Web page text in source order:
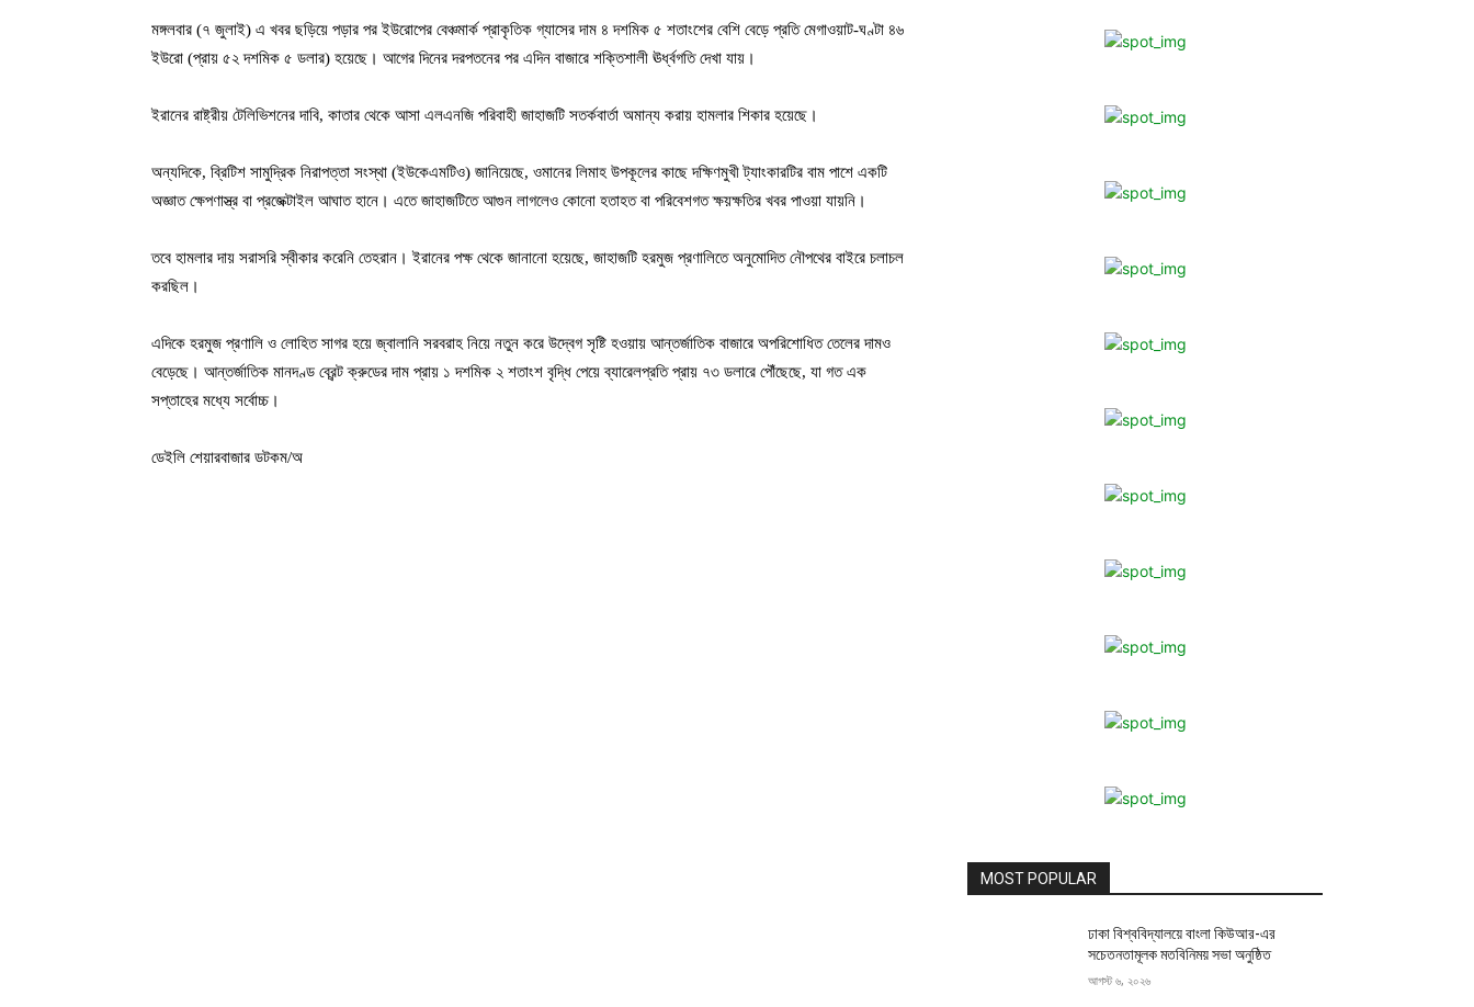
মঙ্গলবার (৭ জুলাই) এ খবর ছড়িয়ে পড়ার পর ইউরোপের বেঞ্চমার্ক প্রাকৃতিক গ্যাসের দাম ৪ দশমিক ৫ শতাংশের বেশি বেড়ে প্রতি মেগাওয়াট-ঘণ্টা ৪৬
ইউরো (প্রায় ৫২ দশমিক ৫ ডলার) হয়েছে। আগের দিনের দরপতনের পর এদিন বাজারে শক্তিশালী ঊর্ধ্বগতি দেখা যায়।
ইরানের রাষ্ট্রীয় টেলিভিশনের দাবি, কাতার থেকে আসা এলএনজি পরিবাহী জাহাজটি সতর্কবার্তা অমান্য করায় হামলার শিকার হয়েছে।
অন্যদিকে, ব্রিটিশ সামুদ্রিক নিরাপত্তা সংস্থা (ইউকেএমটিও) জানিয়েছে, ওমানের লিমাহ উপকূলের কাছে দক্ষিণমুখী ট্যাংকারটির বাম পাশে একটি
অজ্ঞাত ক্ষেপণাস্ত্র বা প্রজেক্টাইল আঘাত হানে। এতে জাহাজটিতে আগুন লাগলেও কোনো হতাহত বা পরিবেশগত ক্ষয়ক্ষতির খবর পাওয়া যায়নি।
তবে হামলার দায় সরাসরি স্বীকার করেনি তেহরান। ইরানের পক্ষ থেকে জানানো হয়েছে, জাহাজটি হরমুজ প্রণালিতে অনুমোদিত নৌপথের বাইরে চলাচল
করছিল।
এদিকে হরমুজ প্রণালি ও লোহিত সাগর হয়ে জ্বালানি সরবরাহ নিয়ে নতুন করে উদ্বেগ সৃষ্টি হওয়ায় আন্তর্জাতিক বাজারে অপরিশোধিত তেলের দামও
বেড়েছে। আন্তর্জাতিক মানদণ্ড ব্রেন্ট ক্রুডের দাম প্রায় ১ দশমিক ২ শতাংশ বৃদ্ধি পেয়ে ব্যারেলপ্রতি প্রায় ৭৩ ডলারে পৌঁছেছে, যা গত এক
সপ্তাহের মধ্যে সর্বোচ্চ।
ডেইলি শেয়ারবাজার ডটকম/অ
MOST POPULAR
ঢাকা বিশ্ববিদ্যালয়ে বাংলা কিউআর-এর
সচেতনতামূলক মতবিনিময় সভা অনুষ্ঠিত
আগস্ট ৬, ২০২৬